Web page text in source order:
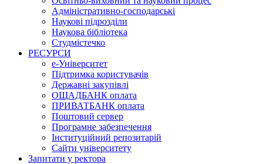
Адміністративно-господарські
Наукові підрозділи
Наукова бібліотека
Студмістечко
РЕСУРСИ
е-Університет
Підтримка користувачів
Державні закупівлі
ОЩАДБАНК оплата
ПРИВАТБАНК оплата
Поштовий сервер
Програмне забезпечення
Інституційний репозитарій
Сайти університету
Запитати у ректора